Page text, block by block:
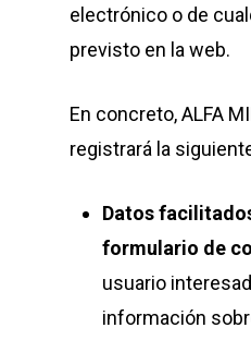
electrónico o de
previsto en la web.
En concreto,ALFA
registrará la
Datos
formulario de
usuario
información